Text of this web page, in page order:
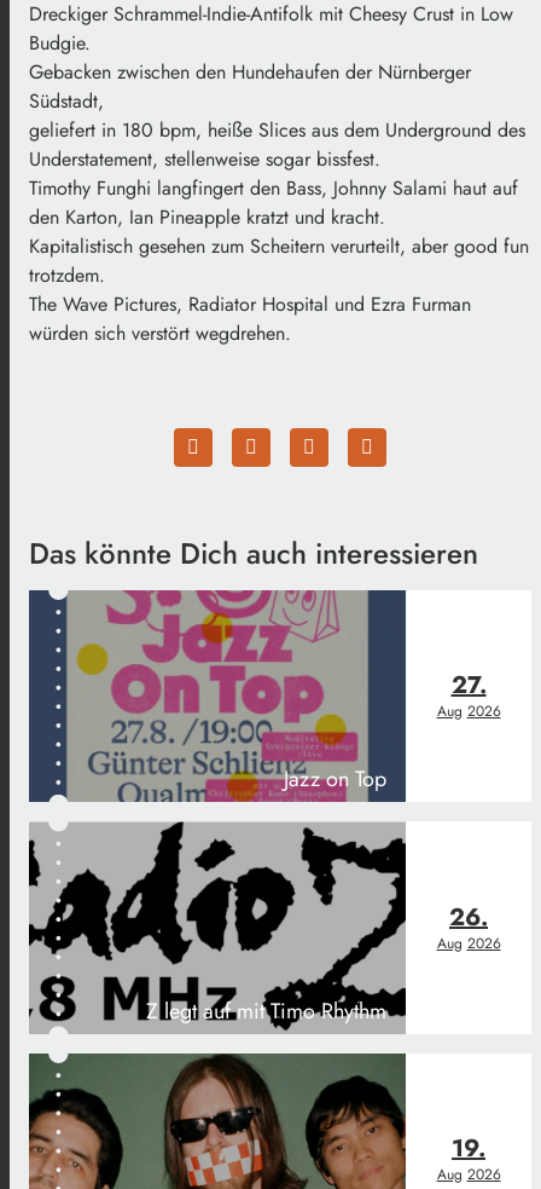
Dreckiger Schrammel-Indie-Antifolk mit Cheesy Crust in Low
Budgie.
Gebacken zwischen den Hundehaufen der Nürnberger
Südstadt,
geliefert in 180 bpm, heiße Slices aus dem Underground des
Understatement, stellenweise sogar bissfest.
Timothy Funghi langfingert den Bass, Johnny Salami haut auf
den Karton, Ian Pineapple kratzt und kracht.
Kapitalistisch gesehen zum Scheitern verurteilt, aber good fun
trotzdem.
The Wave Pictures, Radiator Hospital und Ezra Furman
würden sich verstört wegdrehen.
Das könnte Dich auch interessieren
Jazz on Top
27.
Aug 2026
Z legt auf mit Timo Rhythm
26.
Aug 2026
19.
Aug 2026